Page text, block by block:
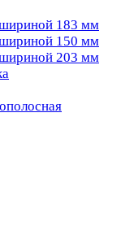
183 мм
150 мм
203 мм